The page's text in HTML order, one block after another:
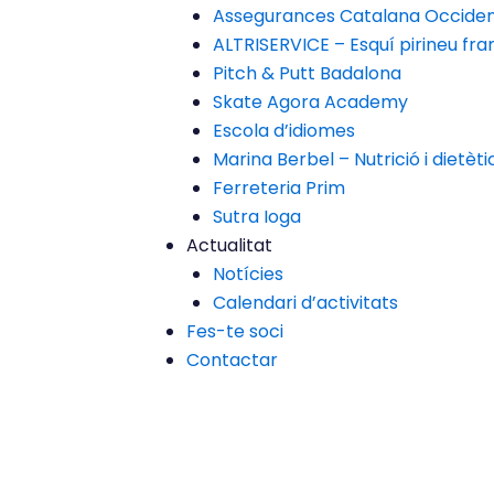
Assegurances Catalana
ALTRISERVICE – Esquí pirineu
Pitch & Putt Badalona
Skate Agora Academy
Escola d’idiomes
Marina Berbel – Nutrició i
Ferreteria Prim
Sutra Ioga
Actualitat
Notícies
Calendari d’activitats
Fes-te soci
Contactar